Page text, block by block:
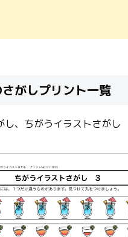
がしプリント一覧
し、ちがうイラストさが